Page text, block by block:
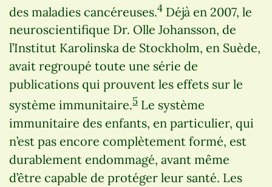
des maladies cancéreuses.4 Déjà en 2007, le
neuroscientifique Dr. Olle Johansson, de
l’Institut Karolinska de Stockholm, en Suède,
avait regroupé toute une série de
publications qui prouvent les effets sur le
système immunitaire.5 Le système
immunitaire des enfants, en particulier, qui
n’est pas encore complètement formé, est
durablement endommagé, avant même
d’être capable de protéger leur santé. Les